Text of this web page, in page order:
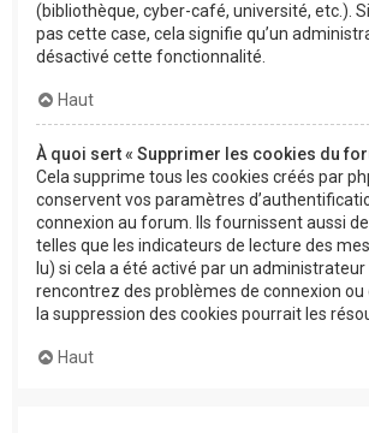
(bibliothèque, cyber-café, université, etc.).
pas cette case, cela signifie qu’un
désactivé cette fonctionnalité.
Haut
À quoi sert « Supprimer les cookies du
Cela supprime tous les cookies créés par
conservent vos paramètres
connexion au forum. Ils fournissent aussi
telles que les indicateurs de lecture des
lu) si cela a été activé par un
rencontrez des problèmes de connexion ou
la suppression des cookies pourrait les
Haut